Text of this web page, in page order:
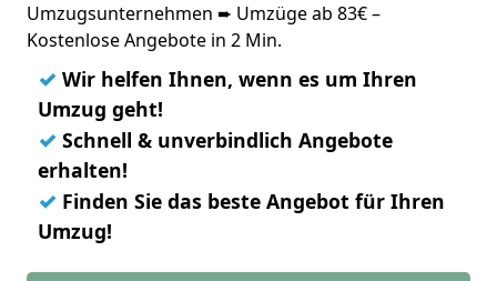
Umzugsunternehmen ➨ Umzüge ab 83€ –
Kostenlose Angebote in 2 Min.
✓ Wir helfen Ihnen, wenn es um Ihren
Umzug geht!
✓ Schnell & unverbindlich Angebote
erhalten!
✓ Finden Sie das beste Angebot für Ihren
Umzug!